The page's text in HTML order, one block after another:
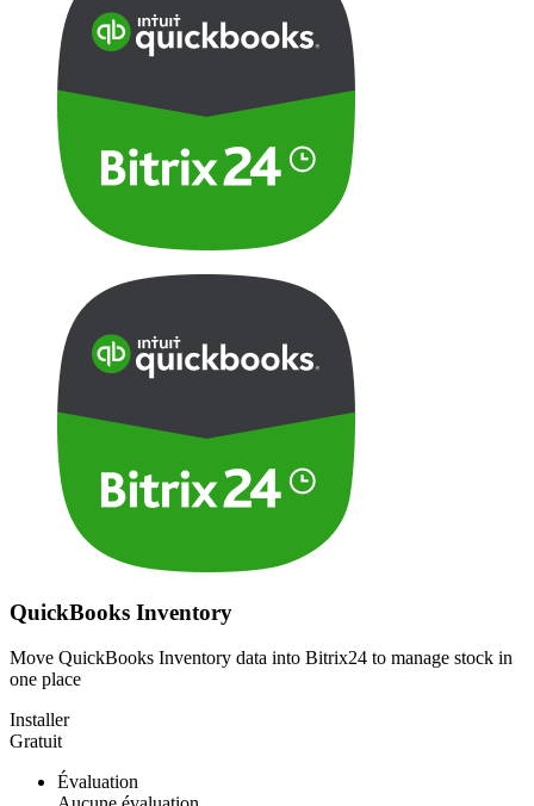
QuickBooks Inventory
Move QuickBooks Inventory data into Bitrix24 to manage stock in
one place
Installer
Gratuit
Évaluation